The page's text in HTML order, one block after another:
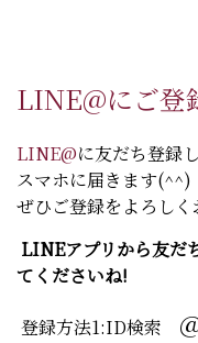
LINE@にご登
LINE@に友だち登録
スマホに届きます(^^)
ぜひご登録をよろし
LINEアプリから友だ
てくださいね!
登録方法1:ID検索